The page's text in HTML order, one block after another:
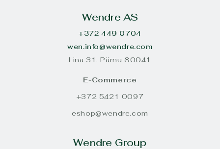
Wendre AS
+372 449 0704
wen.info@wendre.com
Lina 31. Pärnu 80041
E-Commerce
+372 5421 0097
eshop@wendre.com
Wendre Group